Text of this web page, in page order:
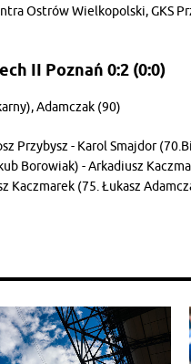
Ostrów Wielkopolski, GKS
II Poznań 0:2 (0:0)
Adamczak (90)
Przybysz - Karol Smajdor
Borowiak) - Arkadiusz
Kaczmarek (75. Łukasz